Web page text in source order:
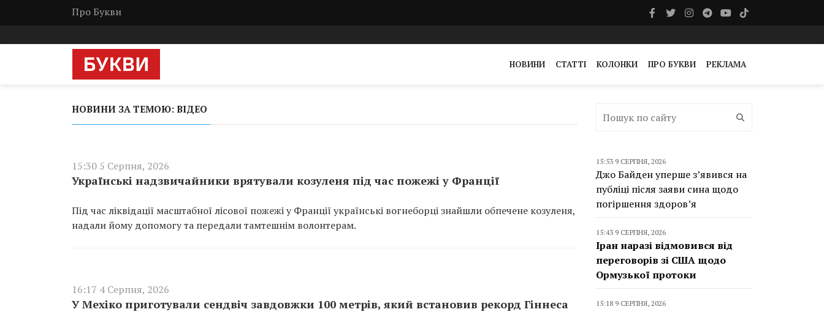
Про Букви
НОВИНИ СТАТТІ КОЛОНКИ ПРО БУКВИ РЕКЛАМА
НОВИНИ ЗА ТЕМОЮ: ВІДЕО
15:30 5 Серпня, 2026
Українські надзвичайники врятували козуленя під час пожежі у Франції
Під час ліквідації масштабної лісової пожежі у Франції українські вогнеборці знайшли обпечене козуленя,
надали йому допомогу та передали тамтешнім волонтерам.
16:17 4 Серпня, 2026
У Мехіко приготували сендвіч завдовжки 100 метрів, який встановив рекорд Гіннеса
15:53 9 СЕРПНЯ, 2026
Джо Байден уперше з’явився на
публіці після заяви сина щодо
погіршення здоров’я
15:43 9 СЕРПНЯ, 2026
Іран наразі відмовився від
переговорів зі США щодо
Ормузької протоки
15:18 9 СЕРПНЯ, 2026